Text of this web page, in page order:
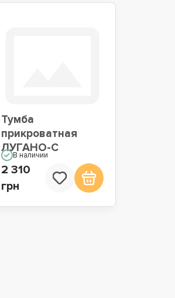
Тумба
прикроватная
ЛУГАНО-С
В наличии
2 310
грн